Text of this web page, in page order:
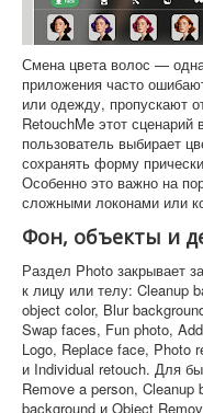
Смена цвета волос —
приложения часто
или одежду, пропускают
RetouchMe этот
пользователь выбирает
сохранять форму
Особенно это важно на
сложными локонами или
Фон, объекты и
Раздел Photo закрывает
к лицу или телу: Cleanup
object color, Blur
Swap faces, Fun photo,
Logo, Replace face, Photo
и Individual retouch. Для
Remove a person, Cleanup
background и Object